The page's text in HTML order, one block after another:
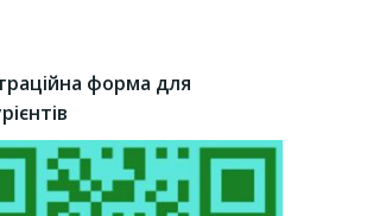
форма для